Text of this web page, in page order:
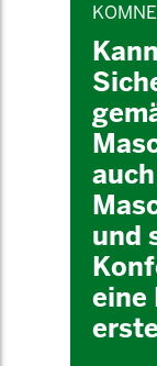
und
eine